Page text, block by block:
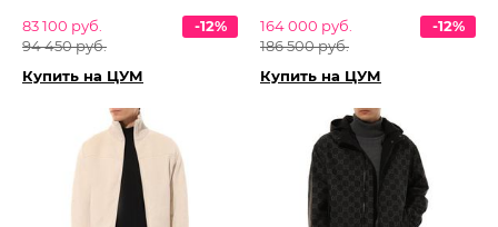
83 100 руб.
94 450 руб.
-12%
Купить на ЦУМ
164 000 руб.
186 500 руб.
-12%
Купить на ЦУМ